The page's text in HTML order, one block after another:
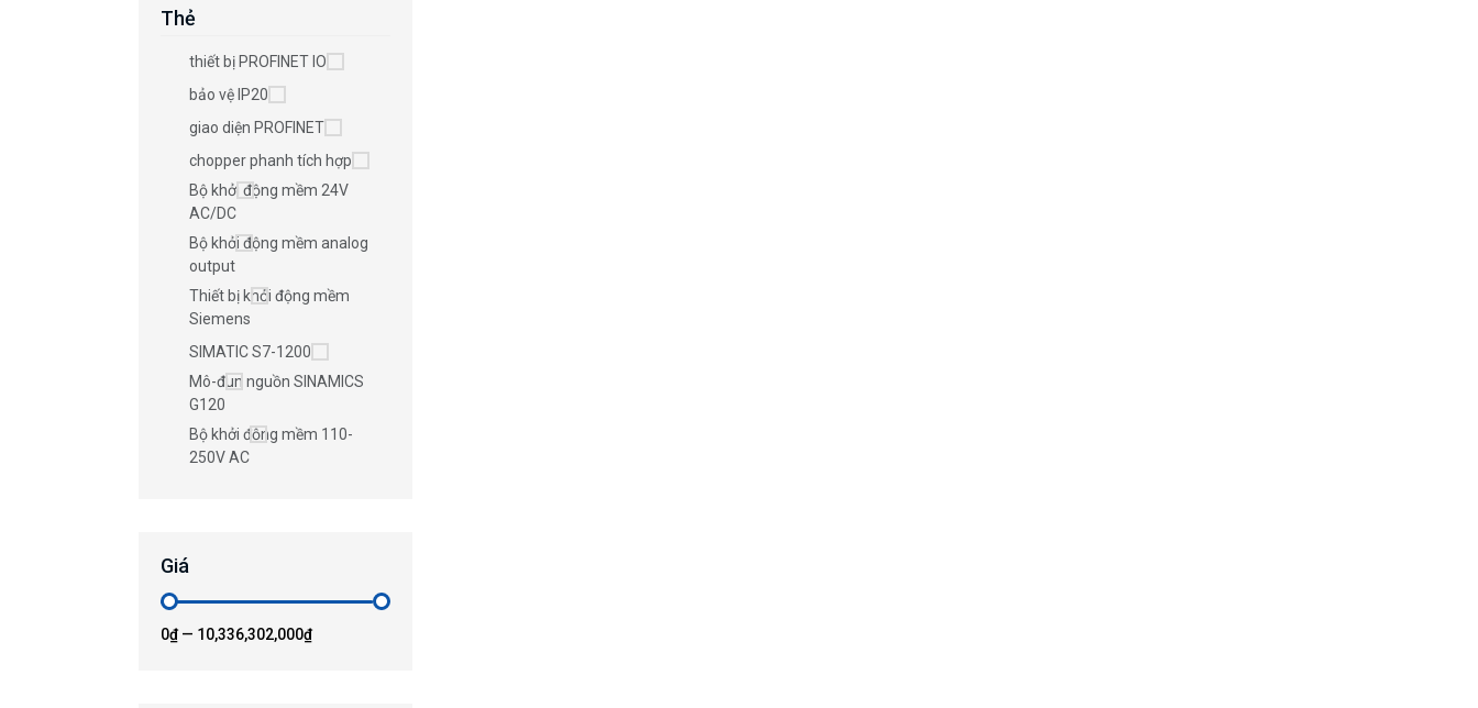
Thẻ
thiết bị PROFINET IO
bảo vệ IP20
giao diện PROFINET
chopper phanh tích hợp
Bộ khởi động mềm 24V
AC/DC
Bộ khởi động mềm analog
output
Thiết bị khởi động mềm
Siemens
SIMATIC S7-1200
Mô-đun nguồn SINAMICS
G120
Bộ khởi động mềm 110-
250V AC
Giá
0₫— 10,336,302,000₫